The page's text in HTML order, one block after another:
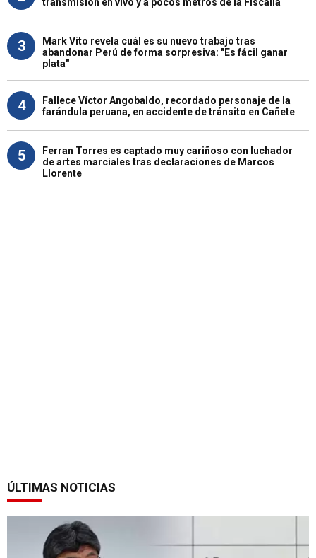
3
Mark Vito revela cuál es su nuevo trabajo tras
abandonar Perú de forma sorpresiva: "Es fácil ganar
plata"
4
Fallece Víctor Angobaldo, recordado personaje de la
farándula peruana, en accidente de tránsito en Cañete
5
Ferran Torres es captado muy cariñoso con luchador
de artes marciales tras declaraciones de Marcos
Llorente
ÚLTIMAS NOTICIAS